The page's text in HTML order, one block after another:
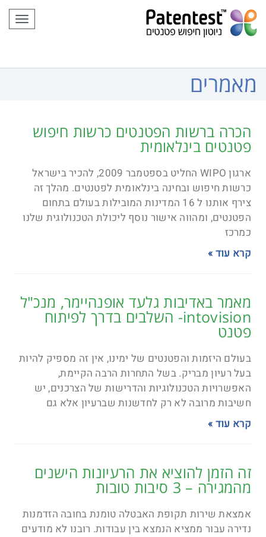
לתוכן
תפריט
מאמרים
הכרה ברשות הפטנטים כרשות חיפוש
פטנטים בינלאומית
ארגון WIPO החליט בספטמבר 2009, להכיר בישראל
כרשות חיפוש ובחינה בינלאומית לפטנטים. מהלך זה
צירף אותנו ל 16 המדינות המובילות בעולם בתחום
הפטנטים, ומהווה אישור נוסף ליכולת הטכנולוגית שלנו
כמרכז
קרא עוד »
מאמר באדיבות גלעד אופנהיימר, מנכ"ל
intovision- השלבים בדרך לפיתוח
פטנט
בעולם היזמות והפטנטים של ימינו, אין זה מספיק להיות
בעל רעיון מבריק. בשל התחרות הרבה הקיימת,
האפשרויות הטכנולוגיות והדרישות של הצרכנים, יש
חשיבות מרובה לא רק לחדשנות שברעיון אלא גם
קרא עוד »
זה הזמן להוציא את הרעיונות הישנים
מהמגירה – 3 סיבות טובות
אמצאת שירות תקופת האבטלה טומנת בחובה הזדמנות
נדירה עבור ממציא הנמצא בין עבודות. רובנו לא מודעים